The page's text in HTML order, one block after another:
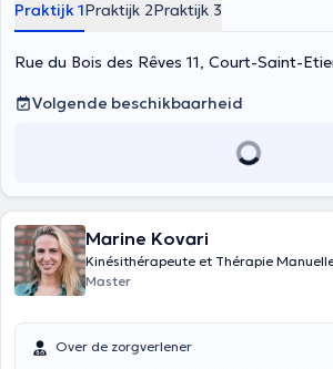
Praktijk 1Praktijk 2Praktijk 3
Rue du Bois des Rêves 11, Court-Saint-
Volgende beschikbaarheid
Marine Kovari
Kinésithérapeute et Thérapie
Master
Over de zorgverlener